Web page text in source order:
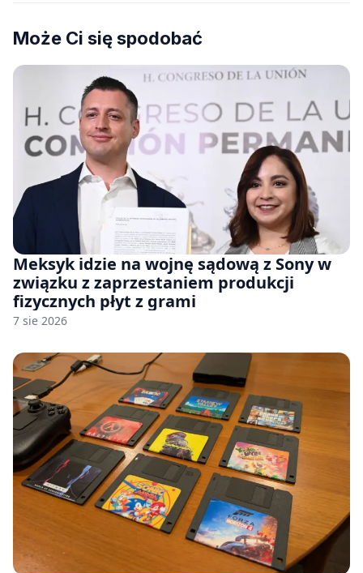
Może Ci się spodobać
Meksyk idzie na wojnę sądową z Sony w
związku z zaprzestaniem produkcji
fizycznych płyt z grami
7 sie 2026